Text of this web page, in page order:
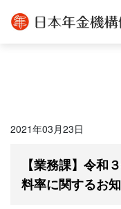
2021年03月23日
【業務課】令和
料率に関するお